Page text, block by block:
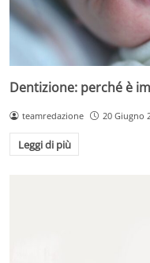
Dentizione: perché è
teamredazione 20 Giugno
Leggi di più